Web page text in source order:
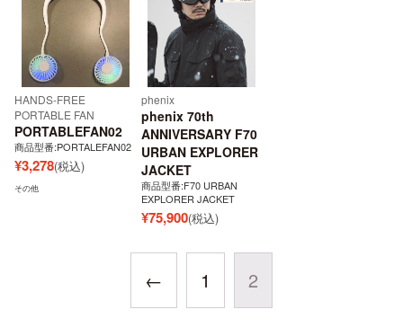
HANDS-FREE
PORTABLE FAN
PORTABLEFAN02
商品型番:PORTALEFAN02
¥3,278(税込)
その他
phenix
phenix 70th
ANNIVERSARY F70
URBAN EXPLORER
JACKET
商品型番:F70 URBAN
EXPLORER JACKET
¥75,900(税込)
← 1 2